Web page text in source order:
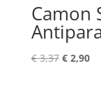
Camon
€3,37 Il
€2,90Il